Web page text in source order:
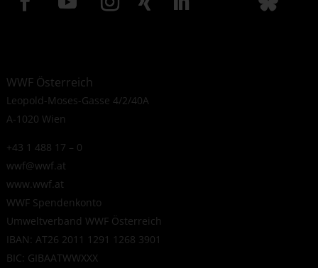
WWF Österreich
Leopold-Moses-Gasse 4/2/40A
A-1020 Wien
+43 1 488 17 – 0
wwf@wwf.at
www.wwf.at
WWF Spendenkonto
Umweltverband WWF Österreich
IBAN: AT26 2011 1291 1268 3901
BIC: GIBAATWWXXX